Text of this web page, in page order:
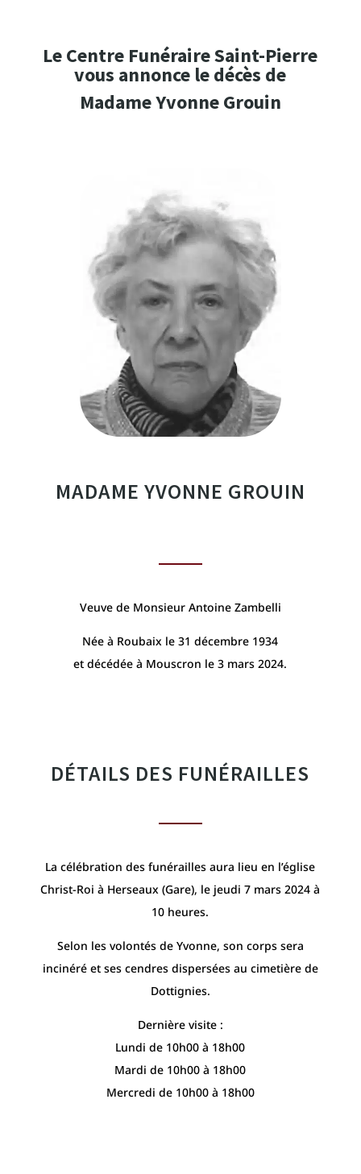
Le Centre Funéraire Saint-Pierre
vous annonce le décès de
Madame Yvonne Grouin
MADAME YVONNE GROUIN
Veuve de Monsieur Antoine Zambelli
Née à Roubaix le 31 décembre 1934
et décédée à Mouscron le 3 mars 2024.
DÉTAILS DES FUNÉRAILLES
La célébration des funérailles aura lieu en l’église
Christ-Roi à Herseaux (Gare), le jeudi 7 mars 2024 à
10 heures.
Selon les volontés de Yvonne, son corps sera
incinéré et ses cendres dispersées au cimetière de
Dottignies.
Dernière visite :
Lundi de 10h00 à 18h00
Mardi de 10h00 à 18h00
Mercredi de 10h00 à 18h00